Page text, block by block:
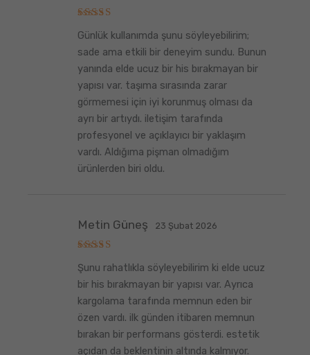
üzerinden
oy aldı
Günlük kullanımda şunu söyleyebilirim;
sade ama etkili bir deneyim sundu. Bunun
yanında elde ucuz bir his bırakmayan bir
yapısı var. taşıma sırasında zarar
görmemesi için iyi korunmuş olması da
ayrı bir artıydı. iletişim tarafında
profesyonel ve açıklayıcı bir yaklaşım
vardı. Aldığıma pişman olmadığım
ürünlerden biri oldu.
üzerinden
5oy aldı
Metin Güneş 23 Şubat 2026
Şunu rahatlıkla söyleyebilirim ki elde ucuz
bir his bırakmayan bir yapısı var. Ayrıca
kargolama tarafında memnun eden bir
özen vardı. ilk günden itibaren memnun
bırakan bir performans gösterdi. estetik
açıdan da beklentinin altında kalmıyor.